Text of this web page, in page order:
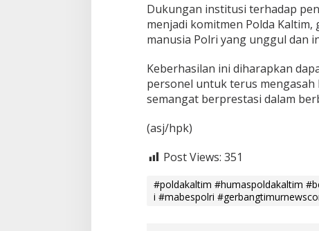
Dukungan institusi terhadap
menjadi komitmen Polda
manusia Polri yang unggul dan
Keberhasilan ini diharapkan
personel untuk terus
semangat berprestasi dalam
(asj/hpk)
Post Views: 351
#poldakaltim #humaspoldakaltim
i #mabespolri